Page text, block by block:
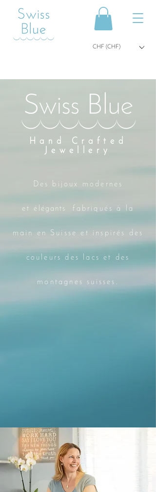
CHF (CHF)
Hand Crafted
Jewellery
Des bijoux modernes
etélégants fabriqués à la
main en Suisse et inspirés des
couleurs des lacs et des
montagnes suisses.